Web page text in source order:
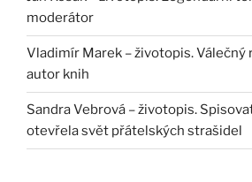
moderátor
Vladimír Marek – životopis.
autor knih
Sandra Vebrová – životopis.
otevřela svět přátelských strašidel